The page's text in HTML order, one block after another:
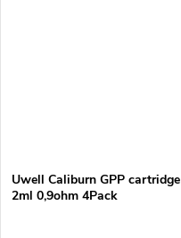
Uwell Caliburn GPP cartridge
2ml 0,9ohm 4Pack